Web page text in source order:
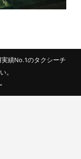
績No.1のタクシーチ
。